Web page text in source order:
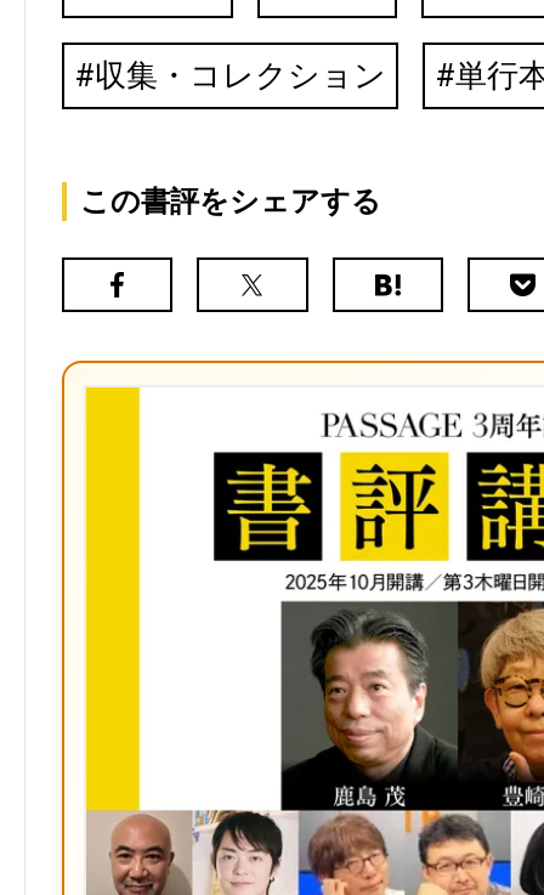
収集・コレクション 単行
この書評をシェアする
Facebook
X（旧
は
ク
マ
ー
ク